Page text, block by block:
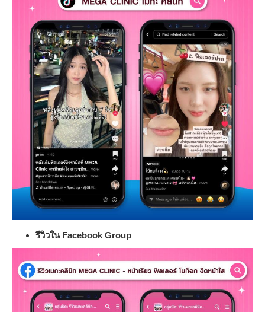
รีวิวใน Facebook Group